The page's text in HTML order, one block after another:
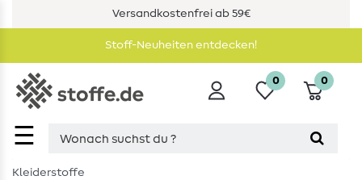
Versandkostenfrei ab 59€
Stoff-Neuheiten entdecken!
☰
0 0
Kleiderstoffe